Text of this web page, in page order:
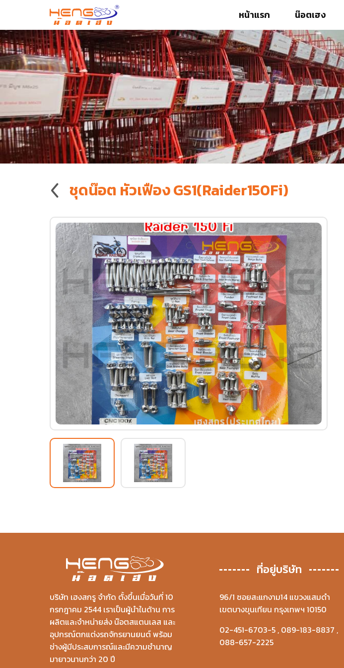
หน้าแรก น๊อตเฮง
ชุดน๊อต หัวเฟือง GS1(Raider150Fi)
บริษัท เฮงสกรู จำกัด ตั้งขึ้นเมื่อวันที่ 10
กรกฎาคม 2544 เราเป็นผู้นำในด้าน การ
ผลิตและจำหน่ายส่ง น๊อตสแตนเลส และ
อุปกรณ์ตกแต่งรถจักรยานยนต์ พร้อม
ช่างผู้มีประสบการณ์และมีความชำนาญ
มายาวนานกว่า 20 ปี
ที่อยู่บริษัท
96/1 ซอยสะแกงาม14 แขวงแสมดำ
เขตบางขุนเทียน กรุงเทพฯ 10150
02-451-6703-5 , 089-183-8837 ,
088-657-2225